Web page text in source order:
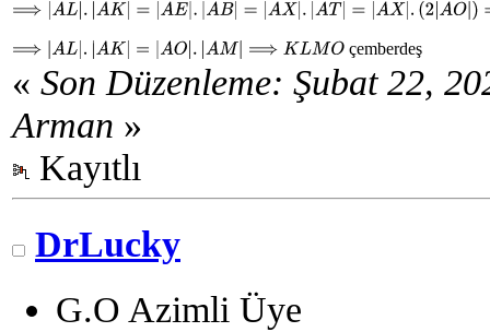
⟹|AL|.|A K|=|A E|. AB|= |AX|.|A T| |AX .( 2|AO )= 2|AX | .|A O|=| A
⟹|AL|.|A K|=|A O|. AM| ⟹KL MO çemberdeş
« Son Düzenleme: Şubat 22,
Arman »
Kayıtlı
DrLucky
G.O Azimli Üye